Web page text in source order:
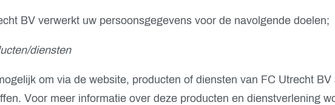
BV verwerkt uw persoonsgegevens voor de navolgende doelen;
diensten
om via de website, producten of diensten van FC Utrecht BV
Voor meer informatie over deze producten en dienstverlening